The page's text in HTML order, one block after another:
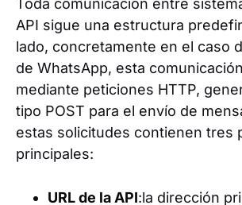
Toda comunicación entre
API sigue una estructura
lado, concretamente en el caso
de WhatsApp, esta
mediante peticiones HTTP,
tipo POST para el envío de
estas solicitudes contienen tres
principales:
URL de la API:la dirección